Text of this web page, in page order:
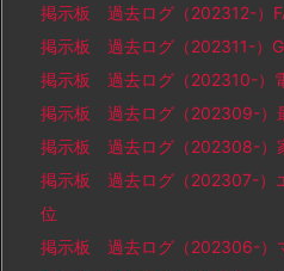
掲示板 過去ログ（202312-）
掲示板 過去ログ（202311-）
掲示板 過去ログ（202310-）
掲示板 過去ログ（202309-）
掲示板 過去ログ（202308-）
掲示板 過去ログ（202307-）
位
掲示板 過去ログ（202306-）